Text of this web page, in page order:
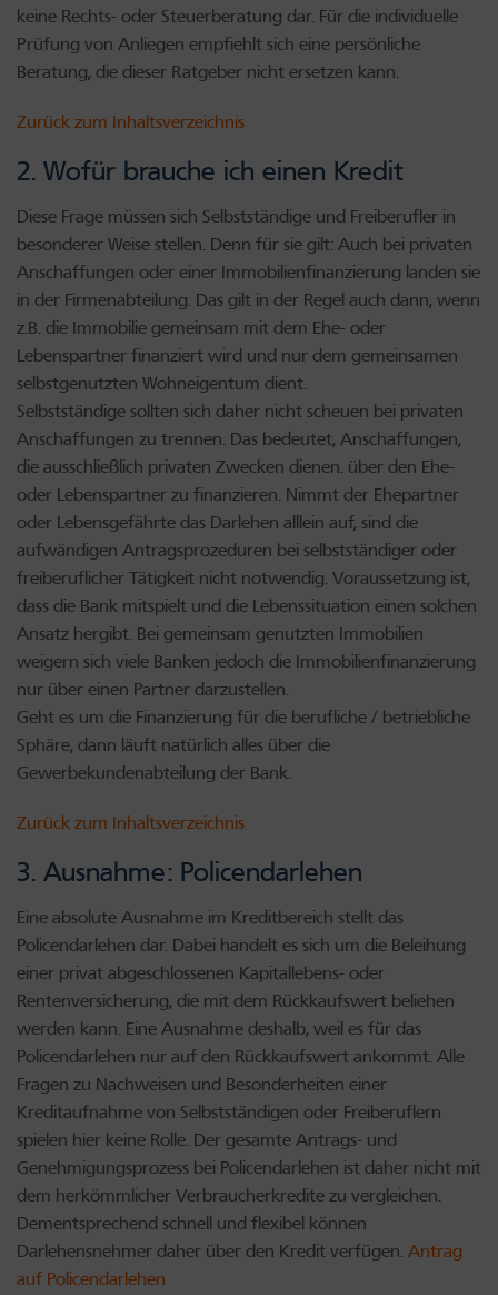
keine Rechts- oder Steuerberatung dar. Für die individuelle
Prüfung von Anliegen empfiehlt sich eine persönliche
Beratung, die dieser Ratgeber nicht ersetzen kann.
Zurück zum Inhaltsverzeichnis
2. Wofür brauche ich einen Kredit
Diese Frage müssen sich Selbstständige und Freiberufler in
besonderer Weise stellen. Denn für sie gilt: Auch bei privaten
Anschaffungen oder einer Immobilienfinanzierung landen sie
in der Firmenabteilung. Das gilt in der Regel auch dann, wenn
z.B. die Immobilie gemeinsam mit dem Ehe- oder
Lebenspartner finanziert wird und nur dem gemeinsamen
selbstgenutzten Wohneigentum dient.
Selbstständige sollten sich daher nicht scheuen bei privaten
Anschaffungen zu trennen. Das bedeutet, Anschaffungen,
die ausschließlich privaten Zwecken dienen. über den Ehe-
oder Lebenspartner zu finanzieren. Nimmt der Ehepartner
oder Lebensgefährte das Darlehen alllein auf, sind die
aufwändigen Antragsprozeduren bei selbstständiger oder
freiberuflicher Tätigkeit nicht notwendig. Voraussetzung ist,
dass die Bank mitspielt und die Lebenssituation einen solchen
Ansatz hergibt. Bei gemeinsam genutzten Immobilien
weigern sich viele Banken jedoch die Immobilienfinanzierung
nur über einen Partner darzustellen.
Geht es um die Finanzierung für die berufliche / betriebliche
Sphäre, dann läuft natürlich alles über die
Gewerbekundenabteilung der Bank.
Zurück zum Inhaltsverzeichnis
3. Ausnahme: Policendarlehen
Eine absolute Ausnahme im Kreditbereich stellt das
Policendarlehen dar. Dabei handelt es sich um die Beleihung
einer privat abgeschlossenen Kapitallebens- oder
Rentenversicherung, die mit dem Rückkaufswert beliehen
werden kann. Eine Ausnahme deshalb, weil es für das
Policendarlehen nur auf den Rückkaufswert ankommt. Alle
Fragen zu Nachweisen und Besonderheiten einer
Kreditaufnahme von Selbstständigen oder Freiberuflern
spielen hier keine Rolle. Der gesamte Antrags- und
Genehmigungsprozess bei Policendarlehen ist daher nicht mit
dem herkömmlicher Verbraucherkredite zu vergleichen.
Dementsprechend schnell und flexibel können
Darlehensnehmer daher über den Kredit verfügen. Antrag
auf Policendarlehen